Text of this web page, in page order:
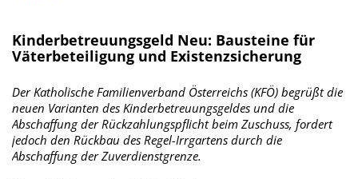
Kinderbetreuungsgeld Neu: Bausteine für
Väterbeteiligung und Existenzsicherung
Der Katholische Familienverband Österreichs (KFÖ) begrüßt die
neuen Varianten des Kinderbetreuungsgeldes und die
Abschaffung der Rückzahlungspflicht beim Zuschuss, fordert
jedoch den Rückbau des Regel-Irrgartens durch die
Abschaffung der Zuverdienstgrenze.